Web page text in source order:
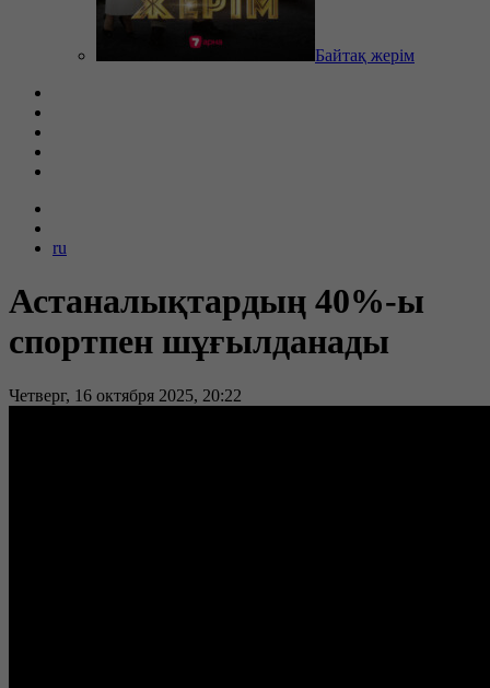
Байтақ жерім
ru
Астаналықтардың 40%-ы
спортпен шұғылданады
Четверг, 16 октября 2025, 20:22